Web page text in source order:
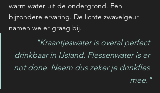
warm water uit de ondergrond. Een
bijzondere ervaring. De lichte zwavelgeur
namen we er graag bij.
"Kraantjeswater is overal perfect
drinkbaar in IJsland. Flessenwater is er
not done. Neem dus zeker je drinkfles
mee."